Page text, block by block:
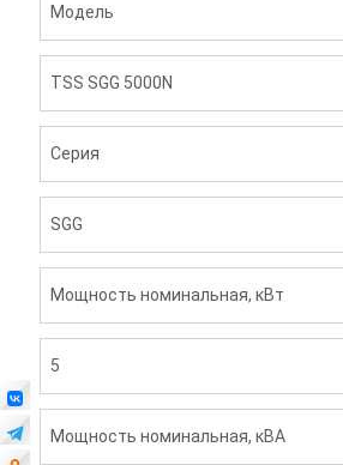
Модель
TSS SGG 5000N
Серия
SGG
Мощность номинальная, кВт
5
Мощность номинальная, кВА